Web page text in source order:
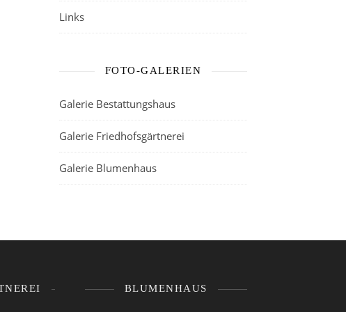
Links
FOTO-GALERIEN
Galerie Bestattungshaus
Galerie Friedhofsgärtnerei
Galerie Blumenhaus
BLUMENHAUS